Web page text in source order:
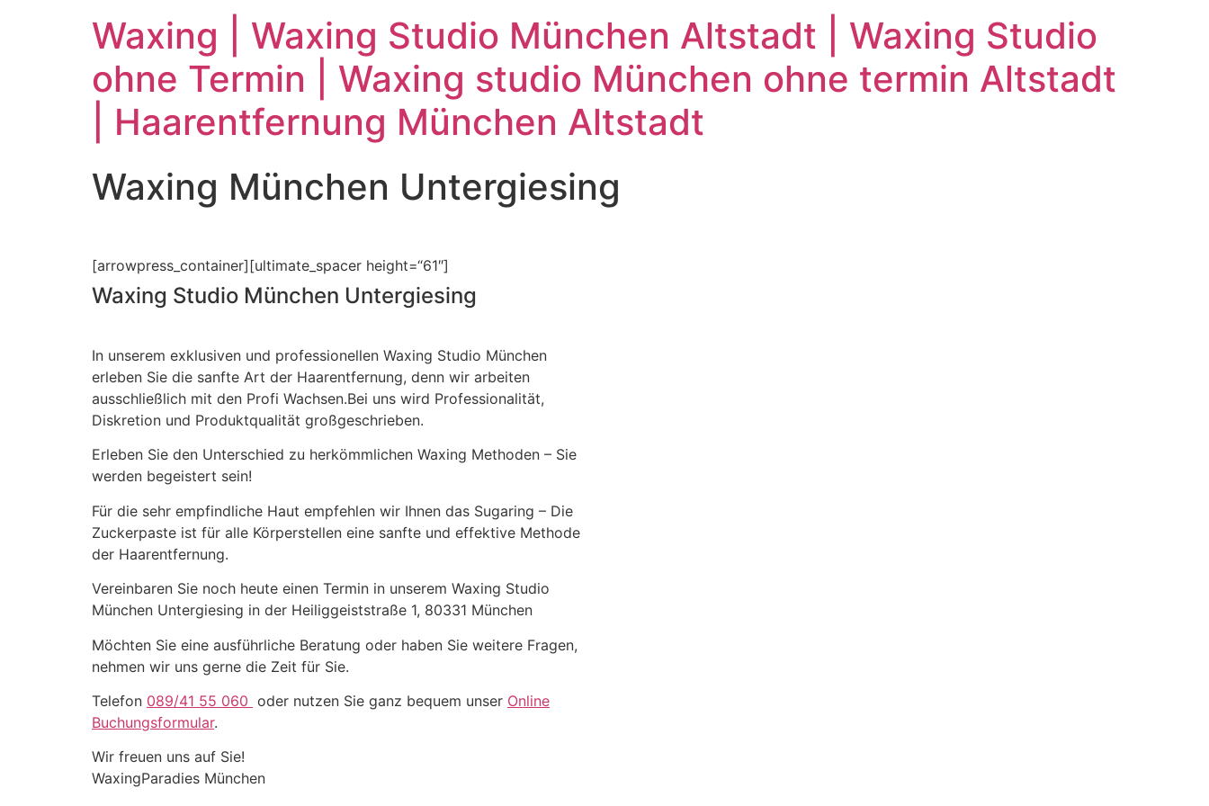
Waxing | Waxing Studio München Altstadt | Waxing Studio
ohne Termin | Waxing studio München ohne termin Altstadt
| Haarentfernung München Altstadt
Waxing München Untergiesing
[arrowpress_container][ultimate_spacer height=“61″]
Waxing Studio München Untergiesing
In unserem exklusiven und professionellen Waxing Studio München
erleben Sie die sanfte Art der Haarentfernung, denn wir arbeiten
ausschließlich mit den Profi Wachsen.Bei uns wird Professionalität,
Diskretion und Produktqualität großgeschrieben.
Erleben Sie den Unterschied zu herkömmlichen Waxing Methoden – Sie
werden begeistert sein!
Für die sehr empfindliche Haut empfehlen wir Ihnen das Sugaring – Die
Zuckerpaste ist für alle Körperstellen eine sanfte und effektive Methode
der Haarentfernung.
Vereinbaren Sie noch heute einen Termin in unserem Waxing Studio
München Untergiesing in der Heiliggeiststraße 1, 80331 München
Möchten Sie eine ausführliche Beratung oder haben Sie weitere Fragen,
nehmen wir uns gerne die Zeit für Sie.
Telefon 089/41 55 060 oder nutzen Sie ganz bequem unser Online
Buchungsformular.
Wir freuen uns auf Sie!
WaxingParadies München